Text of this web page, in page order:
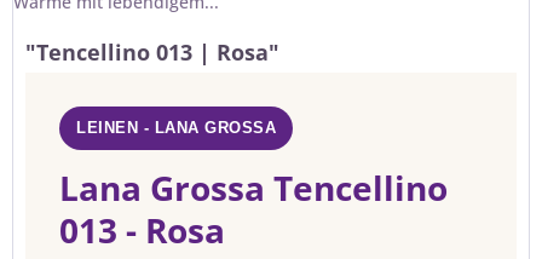
"Tencellino 013 | Rosa"
LEINEN - LANA GROSSA
Lana Grossa Tencellino
013 - Rosa